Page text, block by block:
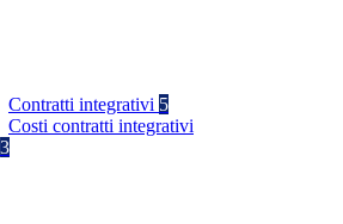
Contratti integrativi 5
Costi contratti integrativi
3